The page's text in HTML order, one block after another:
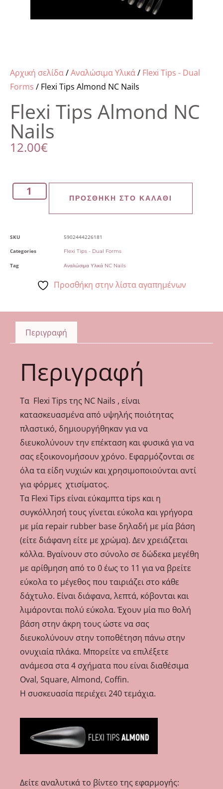
Αρχική σελίδα/Αναλώσιμα Υλικά/ Flexi Tips - Dual
Forms / Flexi Tips Almond NC Nails
Flexi Tips Almond NC
Nails
12.00€
ΠΡΟΣΘΉΚΗ ΣΤΟ ΚΑΛΆΘΙ
SKU
5902444226181
Categories
Flexi Tips - Dual Forms
Tag Αναλώσιμα Υλικά NC Nails
Προσθήκη στην λίστα αγαπημένων
Περιγραφή
Περιγραφή
Τα Flexi Tips της NC Nails , είναι
κατασκευασμένα από υψηλής ποιότητας
πλαστικό, δημιουργήθηκαν για να
διευκολύνουν την επέκταση και φυσικά για να
σας εξοικονομήσουν χρόνο. Εφαρμόζονται σε
όλα τα είδη νυχιών και χρησιμοποιούνται αντί
για φόρμες χτισίματος.
Τα Flexi Tips είναι εύκαμπτα tips και η
συγκόλλησή τους γίνεται εύκολα και γρήγορα
με μία repair rubber base δηλαδή με μία βάση
(είτε διάφανη είτε με χρώμα). Δεν χρειάζεται
κόλλα. Βγαίνουν στο σύνολο σε δώδεκα μεγέθη
με αρίθμηση από το 0 έως το 11 για να βρείτε
εύκολα το μέγεθος που ταιριάζει στο κάθε
δάχτυλο. Είναι διάφανα, λεπτά, κόβονται και
λιμάρονται πολύ εύκολα. Έχουν μία πιο θολή
βάση στην άκρη τους ώστε να σας
διευκολύνουν στην τοποθέτηση πάνω στην
ονυχιαία πλάκα. Μπορείτε να επιλέξετε
ανάμεσα στα 4 σχήματα που είναι διαθέσιμα
Oval, Square, Almond, Coffin.
Η συσκευασία περιέχει 240 τεμάχια.
Δείτε αναλυτικά το βίντεο της εφαρμογής: